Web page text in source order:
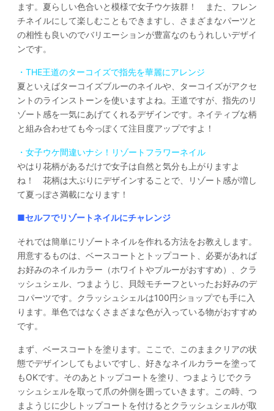
ます。夏らしい色合いと模様で女子ウケ抜群！ また、フレン
チネイルにして楽しむこともできますし、さまざまなパーツと
の相性も良いのでバリエーションが豊富なのもうれしいデザイ
ンです。
・THE王道のターコイズで指先を華麗にアレンジ
夏といえばターコイズブルーのネイルや、ターコイズがアクセ
ントのラインストーンを使いますよね。王道ですが、指先のリ
ゾート感を一気にあげてくれるデザインです。ネイティブな柄
と組み合わせても今っぽくて注目度アップですよ！
・女子ウケ間違いナシ！リゾートフラワーネイル
やはり花柄があるだけで女子は自然と気分も上がりますよ
ね！ 花柄は大ぶりにデザインすることで、リゾート感が増し
て夏っぽさ満載になります！
■セルフでリゾートネイルにチャレンジ
それでは簡単にリゾートネイルを作れる方法をお教えします。
用意するものは、ベースコートとトップコート、必要があれば
お好みのネイルカラー（ホワイトやブルーがおすすめ）、クラ
ッシュシェル、つまようじ、貝殻モチーフといったお好みのデ
コパーツです。クラッシュシェルは100円ショップでも手に入
ります。単色ではなくさまざまな色が入っている物がおすすめ
です。
まず、ベースコートを塗ります。ここで、このままクリアの状
態でデザインしてもよいですし、好きなネイルカラーを塗って
もOKです。そのあとトップコートを塗り、つまようじでクラ
ッシュシェルを取って爪の外側を囲っていきます。この時、つ
まようじに少しトップコートを付けるとクラッシュシェルが取